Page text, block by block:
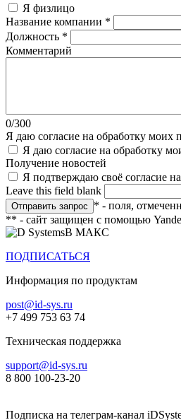
Я физлицо
Название компании *
Должность *
Комментарий
0/300
Я даю согласие на обработку моих
Я даю согласие на обработку
Получение новостей
Я подтверждаю своё согласие
Leave this field blank
* - поля,
** - сайт защищен с помощью
В МАКС
ПОДПИСАТЬСЯ
Информация по продуктам
post@id-sys.ru
+7 499 753 63 74
Техническая поддержка
support@id-sys.ru
8 800 100-23-20
Подписка на телеграм-канал